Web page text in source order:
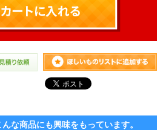
な商品にも興味をもっています。